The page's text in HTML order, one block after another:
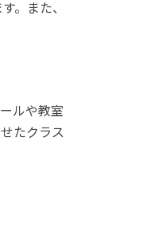
。また、
ルや教室
たクラス